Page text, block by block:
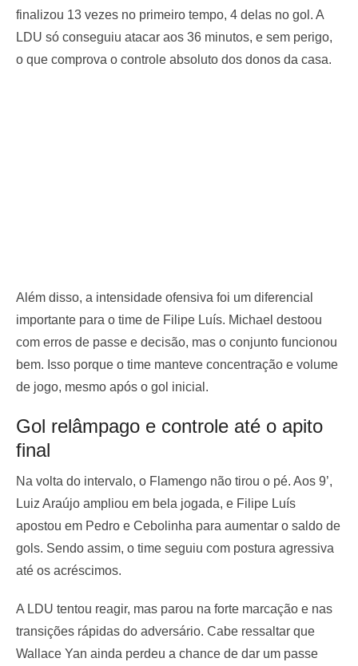
finalizou 13 vezes no primeiro tempo, 4 delas no gol. A
LDU só conseguiu atacar aos 36 minutos, e sem perigo,
o que comprova o controle absoluto dos donos da casa.
Além disso, a intensidade ofensiva foi um diferencial
importante para o time de Filipe Luís. Michael destoou
com erros de passe e decisão, mas o conjunto funcionou
bem. Isso porque o time manteve concentração e volume
de jogo, mesmo após o gol inicial.
Gol relâmpago e controle até o apito
final
Na volta do intervalo, o Flamengo não tirou o pé. Aos 9’,
Luiz Araújo ampliou em bela jogada, e Filipe Luís
apostou em Pedro e Cebolinha para aumentar o saldo de
gols. Sendo assim, o time seguiu com postura agressiva
até os acréscimos.
A LDU tentou reagir, mas parou na forte marcação e nas
transições rápidas do adversário. Cabe ressaltar que
Wallace Yan ainda perdeu a chance de dar um passe